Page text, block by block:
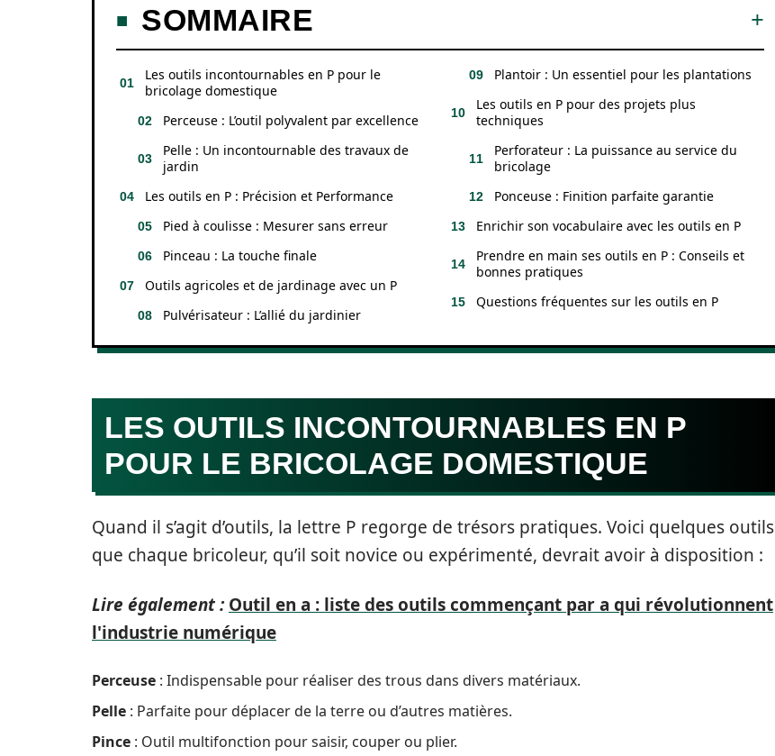
SOMMAIRE
Les outils incontournables en P pour le
bricolage domestique
Perceuse : L’outil polyvalent par excellence
Pelle : Un incontournable des travaux de
jardin
Les outils en P : Précision et Performance
Pied à coulisse : Mesurer sans erreur
Pinceau : La touche finale
Outils agricoles et de jardinage avec un P
Pulvérisateur : L’allié du jardinier
Plantoir : Un essentiel pour les plantations
Les outils en P pour des projets plus
techniques
Perforateur : La puissance au service du
bricolage
Ponceuse : Finition parfaite garantie
Enrichir son vocabulaire avec les outils en P
Prendre en main ses outils en P : Conseils et
bonnes pratiques
Questions fréquentes sur les outils en P
LES OUTILS INCONTOURNABLES EN P
POUR LE BRICOLAGE DOMESTIQUE
Quand il s’agit d’outils, la lettre P regorge de trésors pratiques. Voici quelques outils
que chaque bricoleur, qu’il soit novice ou expérimenté, devrait avoir à disposition :
Lire également : Outil en a : liste des outils commençant par a qui révolutionnent
l'industrie numérique
Perceuse : Indispensable pour réaliser des trous dans divers matériaux.
Pelle : Parfaite pour déplacer de la terre ou d’autres matières.
Pince : Outil multifonction pour saisir, couper ou plier.